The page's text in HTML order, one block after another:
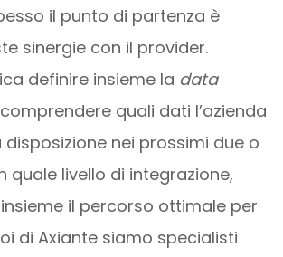
il punto di partenza è
sinergie con il provider.
definire insieme la data
quali dati l’azienda
nei prossimi due o
quale livello di integrazione,
il percorso ottimale per
di Axiante siamo specialisti